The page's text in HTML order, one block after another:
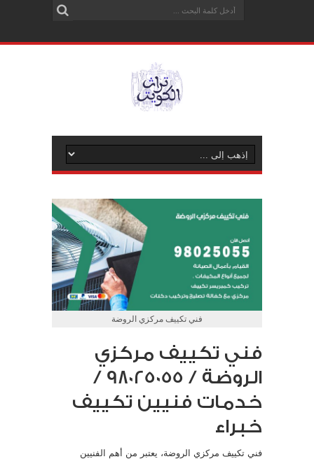
فني تكييف مركزي الروضة
فني تكييف مركزي
الروضة / 98025055 /
خدمات فنيين تكييف
خبراء
فني تكييف مركزي الروضة، يعتبر من أهم الفنيين